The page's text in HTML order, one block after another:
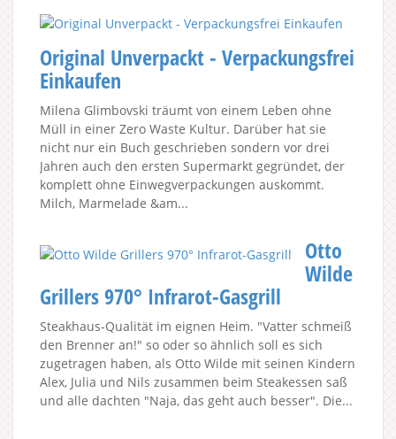
Original Unverpackt - Verpackungsfrei
Einkaufen
Milena Glimbovski träumt von einem Leben ohne
Müll in einer Zero Waste Kultur. Darüber hat sie
nicht nur ein Buch geschrieben sondern vor drei
Jahren auch den ersten Supermarkt gegründet, der
komplett ohne Einwegverpackungen auskommt.
Milch, Marmelade &am...
Otto
Wilde
Grillers 970° Infrarot-Gasgrill
Steakhaus-Qualität im eignen Heim. "Vatter schmeiß
den Brenner an!" so oder so ähnlich soll es sich
zugetragen haben, als Otto Wilde mit seinen Kindern
Alex, Julia und Nils zusammen beim Steakessen saß
und alle dachten "Naja, das geht auch besser". Die...